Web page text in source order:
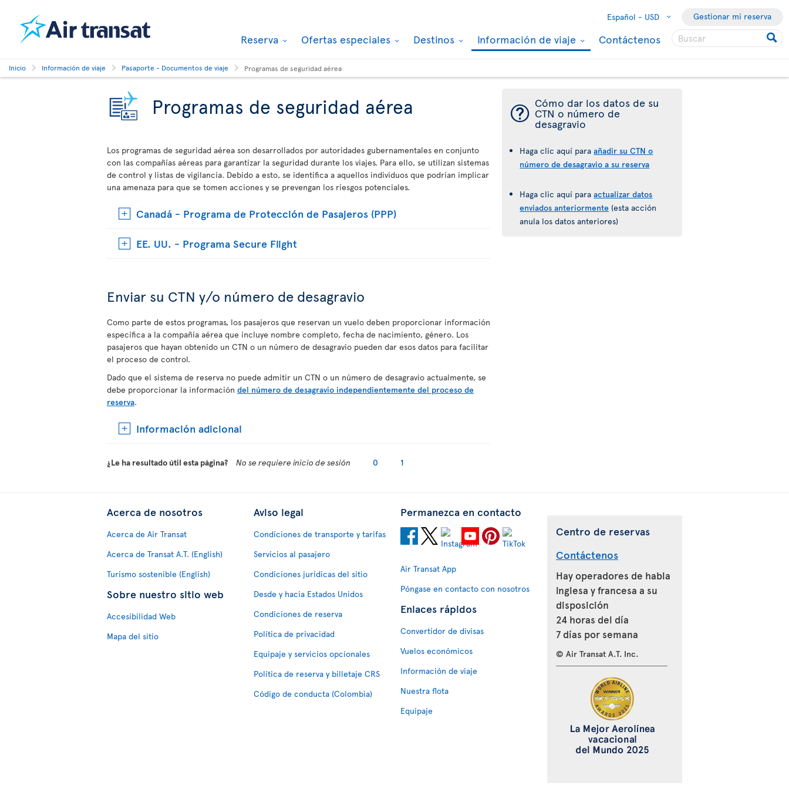
Español - USD Gestionar mi reserva
Reserva Ofertas especiales Destinos Información de viaje Contáctenos
Inicio Información de viaje Pasaporte - Documentos de viaje Programas de seguridad aérea
Programas de seguridad aérea
Los programas de seguridad aérea son desarrollados por autoridades gubernamentales en conjunto
con las compañías aéreas para garantizar la seguridad durante los viajes. Para ello, se utilizan sistemas
de control y listas de vigilancia. Debido a esto, se identifica a aquellos individuos que podrían implicar
una amenaza para que se tomen acciones y se prevengan los riesgos potenciales.
Canadá - Programa de Protección de Pasajeros (PPP)
EE. UU. - Programa Secure Flight
Enviar su CTN y/o número de desagravio
Como parte de estos programas, los pasajeros que reservan un vuelo deben proporcionar información
específica a la compañía aérea que incluye nombre completo, fecha de nacimiento, género. Los
pasajeros que hayan obtenido un CTN o un número de desagravio pueden dar esos datos para facilitar
el proceso de control.
Dado que el sistema de reserva no puede admitir un CTN o un número de desagravio actualmente, se
debe proporcionar la información del número de desagravio independientemente del proceso de
reserva.
Información adicional
¯ Cómo dar los datos de su
CTN o número de
desagravio
Haga clic aquí paraañadir su CTN o
número de desagravio a su reserva
Haga clic aquí paraactualizar datos
enviados anteriormente (esta acción
anula los datos anteriores)
¿Le ha resultado útil esta página? No se requiere inicio de sesión 0 1
Acerca de nosotros
Acerca de Air Transat
Acerca de Transat A.T. (English)
Turismo sostenible (English)
Sobre nuestro sitio web
Accesibilidad Web
Mapa del sitio
Aviso legal
Condiciones de transporte y tarifas
Servicios al pasajero
Condiciones jurídicas del sitio
Desde y hacia Estados Unidos
Condiciones de reserva
Política de privacidad
Equipaje y servicios opcionales
Política de reserva y billetaje CRS
Código de conducta (Colombia)
Permanezca en contacto
Air Transat App
Póngase en contacto con nosotros
Enlaces rápidos
Convertidor de divisas
Vuelos económicos
Información de viaje
Nuestra flota
Equipaje
Centro de reservas
Contáctenos
Hay operadores de habla
inglesa y francesa a su
disposición
24 horas del día
7 días por semana
© Air Transat A.T. Inc.